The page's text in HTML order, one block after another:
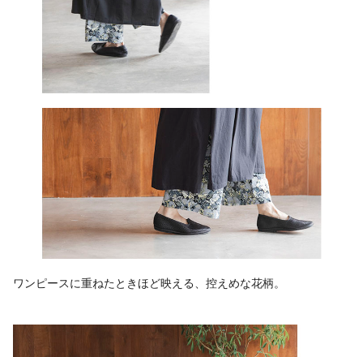
ワンピースに重ねたときほど映える、控えめな花柄。